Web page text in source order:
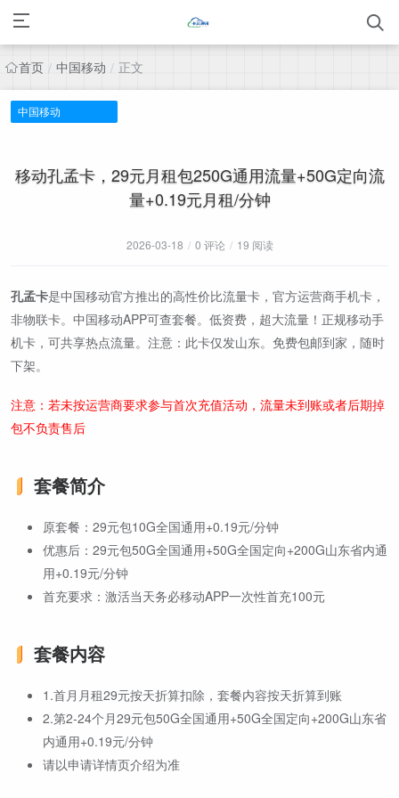
首页 / 中国移动 / 正文
中国移动
移动孔孟卡，29元月租包250G通用流量+50G定向流
量+0.19元月租/分钟
2026-03-18 / 0 评论 / 19 阅读
孔孟卡是中国移动官方推出的高性价比流量卡，官方运营商手机卡，
非物联卡。中国移动APP可查套餐。低资费，超大流量！正规移动手
机卡，可共享热点流量。注意：此卡仅发山东。免费包邮到家，随时
下架。
注意：若未按运营商要求参与首次充值活动，流量未到账或者后期掉
包不负责售后
套餐简介
原套餐：29元包10G全国通用+0.19元/分钟
优惠后：29元包50G全国通用+50G全国定向+200G山东省内通
用+0.19元/分钟
首充要求：激活当天务必移动APP一次性首充100元
套餐内容
1.首月月租29元按天折算扣除，套餐内容按天折算到账
2.第2-24个月29元包50G全国通用+50G全国定向+200G山东省
内通用+0.19元/分钟
请以申请详情页介绍为准